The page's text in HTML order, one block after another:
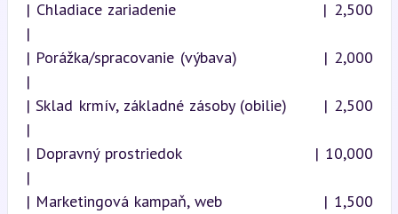
| Chladiace zariadenie                       | 2,500
|
| Porážka/spracovanie (výbava)               | 2,000
|
| Sklad krmív, základné zásoby (obilie)      | 2,500
|
| Dopravný prostriedok                       | 10,000
|
| Marketingová kampaň, web                   | 1,500